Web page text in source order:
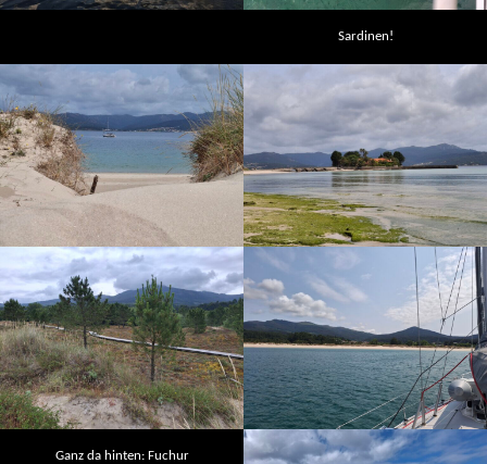
Sardinen!
Ganz da hinten: Fuchur